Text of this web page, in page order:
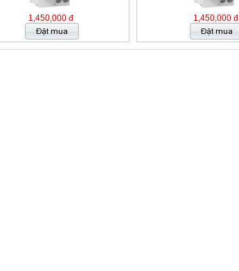
1,450,000 đ 1,450,000 đ